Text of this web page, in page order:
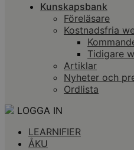
Kunskapsbank
Föreläsare
Kostnadsfria
Tidigare
Artiklar
Nyheter och
Ordlista
LOGGA IN
LEARNIFIER
ÅKU